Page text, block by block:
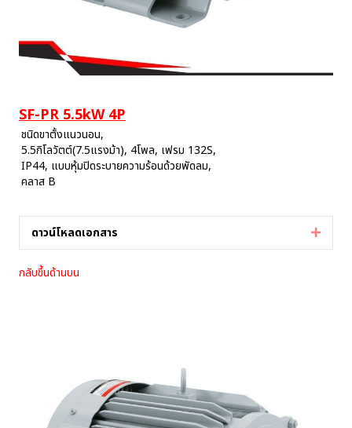
SF-PR 5.5kW 4P
ชนิดขาตั้งแนวนอน,
5.5กิโลวัตต์(7.5แรงม้า), 4โพล, เฟรม 132S,
IP44, แบบหุ้มปิดระบายความร้อนด้วยพัดลม,
คลาส B
ดาวน์โหลดเอกสาร
กลับขึ้นด้านบน